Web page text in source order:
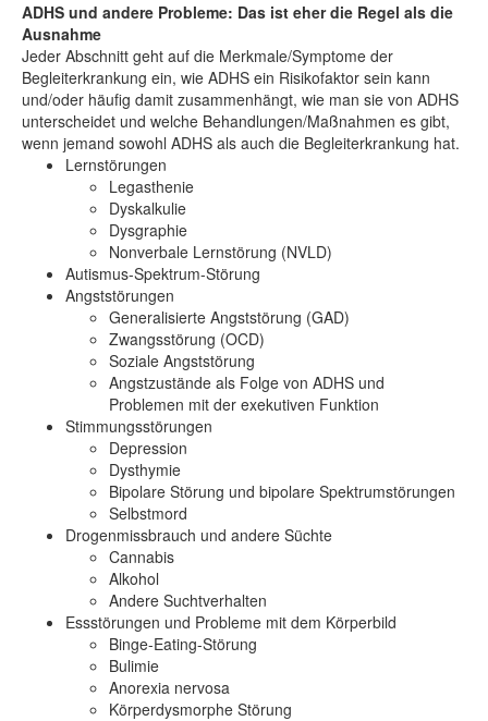
ADHS und andere Probleme: Das ist eher die Regel als die
Ausnahme
Jeder Abschnitt geht auf die Merkmale/Symptome der
Begleiterkrankung ein, wie ADHS ein Risikofaktor sein kann
und/oder häufig damit zusammenhängt, wie man sie von ADHS
unterscheidet und welche Behandlungen/Maßnahmen es gibt,
wenn jemand sowohl ADHS als auch die Begleiterkrankung hat.
Lernstörungen
Legasthenie
Dyskalkulie
Dysgraphie
Nonverbale Lernstörung (NVLD)
Autismus-Spektrum-Störung
Angststörungen
Generalisierte Angststörung (GAD)
Zwangsstörung (OCD)
Soziale Angststörung
Angstzustände als Folge von ADHS und
Problemen mit der exekutiven Funktion
Stimmungsstörungen
Depression
Dysthymie
Bipolare Störung und bipolare Spektrumstörungen
Selbstmord
Drogenmissbrauch und andere Süchte
Cannabis
Alkohol
Andere Suchtverhalten
Essstörungen und Probleme mit dem Körperbild
Binge-Eating-Störung
Bulimie
Anorexia nervosa
Körperdysmorphe Störung